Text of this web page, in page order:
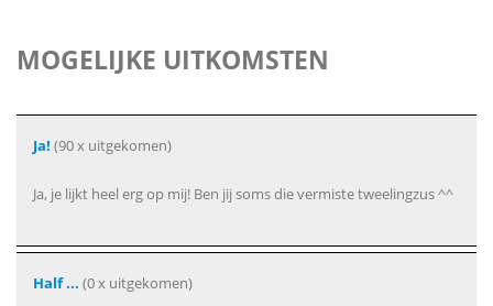
MOGELIJKE UITKOMSTEN
Ja! (90 x uitgekomen)
Ja, je lijkt heel erg op mij! Ben jij soms die vermiste tweelingzus ^^
Half ... (0 x uitgekomen)